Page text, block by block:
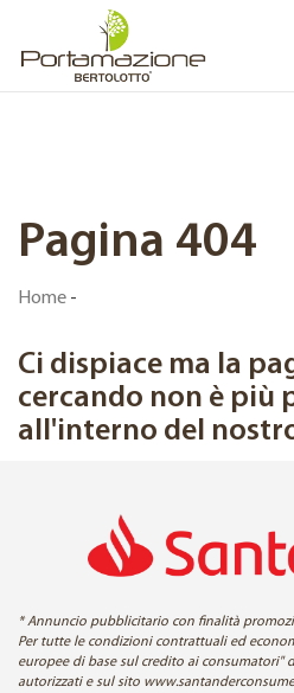
Pagina 404
Home -
Ci dispiace ma la
cercando non è più
all'interno del
* Annuncio pubblicitario con finalità
Per tutte le condizioni contrattuali ed
europee di base sul credito ai consumatori"
autorizzati e sul sito